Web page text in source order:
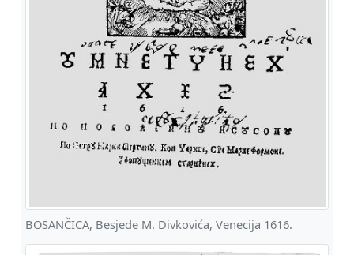
BOSANČICA, Besjede M. Divkovića, Venecija 1616.